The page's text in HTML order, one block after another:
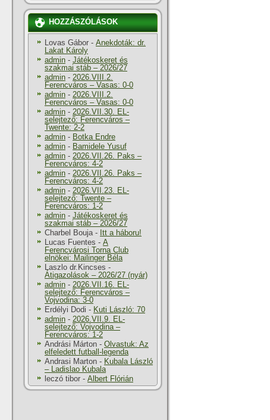
HOZZÁSZÓLÁSOK
Lovas Gábor - Anekdoták: dr.
Lakat Károly
admin - Játékoskeret és
szakmai stáb – 2026/27
admin - 2026.VIII.2.
Ferencváros – Vasas: 0-0
admin - 2026.VIII.2.
Ferencváros – Vasas: 0-0
admin - 2026.VII.30. EL-
selejtező: Ferencváros –
Twente: 2-2
admin - Botka Endre
admin - Bamidele Yusuf
admin - 2026.VII.26. Paks –
Ferencváros: 4-2
admin - 2026.VII.26. Paks –
Ferencváros: 4-2
admin - 2026.VII.23. EL-
selejtező: Twente –
Ferencváros: 1-2
admin - Játékoskeret és
szakmai stáb – 2026/27
Charbel Bouja- Itt a háboru!
Lucas Fuentes - A
Ferencvárosi Torna Club
elnökei: Mailinger Béla
Laszlo dr.Kincses -
Átigazolások – 2026/27 (nyár)
admin - 2026.VII.16. EL-
selejtező: Ferencváros –
Vojvodina: 3-0
Erdélyi Dodi - Kuti László: 70
admin - 2026.VII.9. EL-
selejtező: Vojvodina –
Ferencváros: 1-2
Andrási Márton - Olvastuk: Az
elfeledett futball-legenda
Andrasi Marton - Kubala László
– Ladislao Kubala
leczó tibor - Albert Flórián